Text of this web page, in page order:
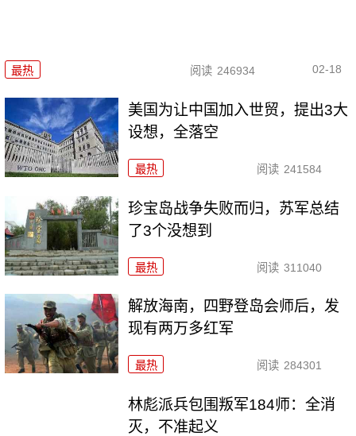
最热 阅读 246934 02-18
美国为让中国加入世贸，提出3大
设想，全落空
最热 阅读 241584
珍宝岛战争失败而归，苏军总结
了3个没想到
最热 阅读 311040
解放海南，四野登岛会师后，发
现有两万多红军
最热 阅读 284301
林彪派兵包围叛军184师：全消
灭，不准起义